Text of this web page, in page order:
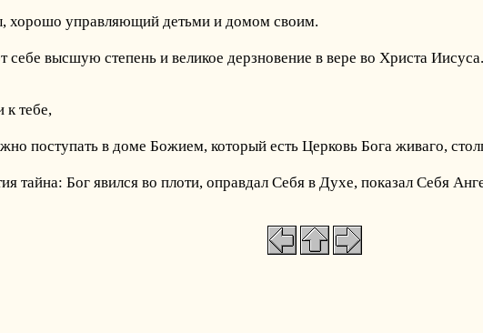
хорошо управляющий детьми и домом своим.
высшую степень и великое дерзновение в вере во Христа Иисуса.
к тебе,
поступать в доме Божием, который есть Церковь Бога живаго,
тайна: Бог явился во плоти, оправдал Себя в Духе, показал Себя